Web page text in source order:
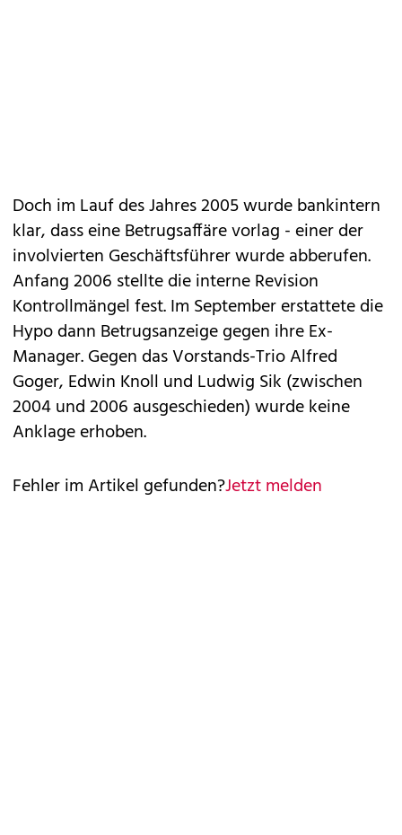
Doch im Lauf des Jahres 2005 wurde bankintern
klar, dass eine Betrugsaffäre vorlag - einer der
involvierten Geschäftsführer wurde abberufen.
Anfang 2006 stellte die interne Revision
Kontrollmängel fest. Im September erstattete die
Hypo dann Betrugsanzeige gegen ihre Ex-
Manager. Gegen das Vorstands-Trio Alfred
Goger, Edwin Knoll und Ludwig Sik (zwischen
2004 und 2006 ausgeschieden) wurde keine
Anklage erhoben.
Fehler im Artikel gefunden?Jetzt melden